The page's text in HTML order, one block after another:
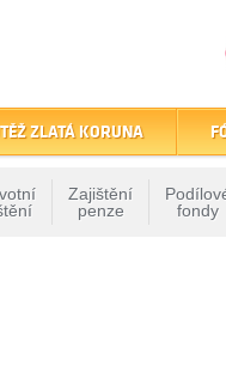
Zajištění
penze
fondy
ZLATÁ KORUNA